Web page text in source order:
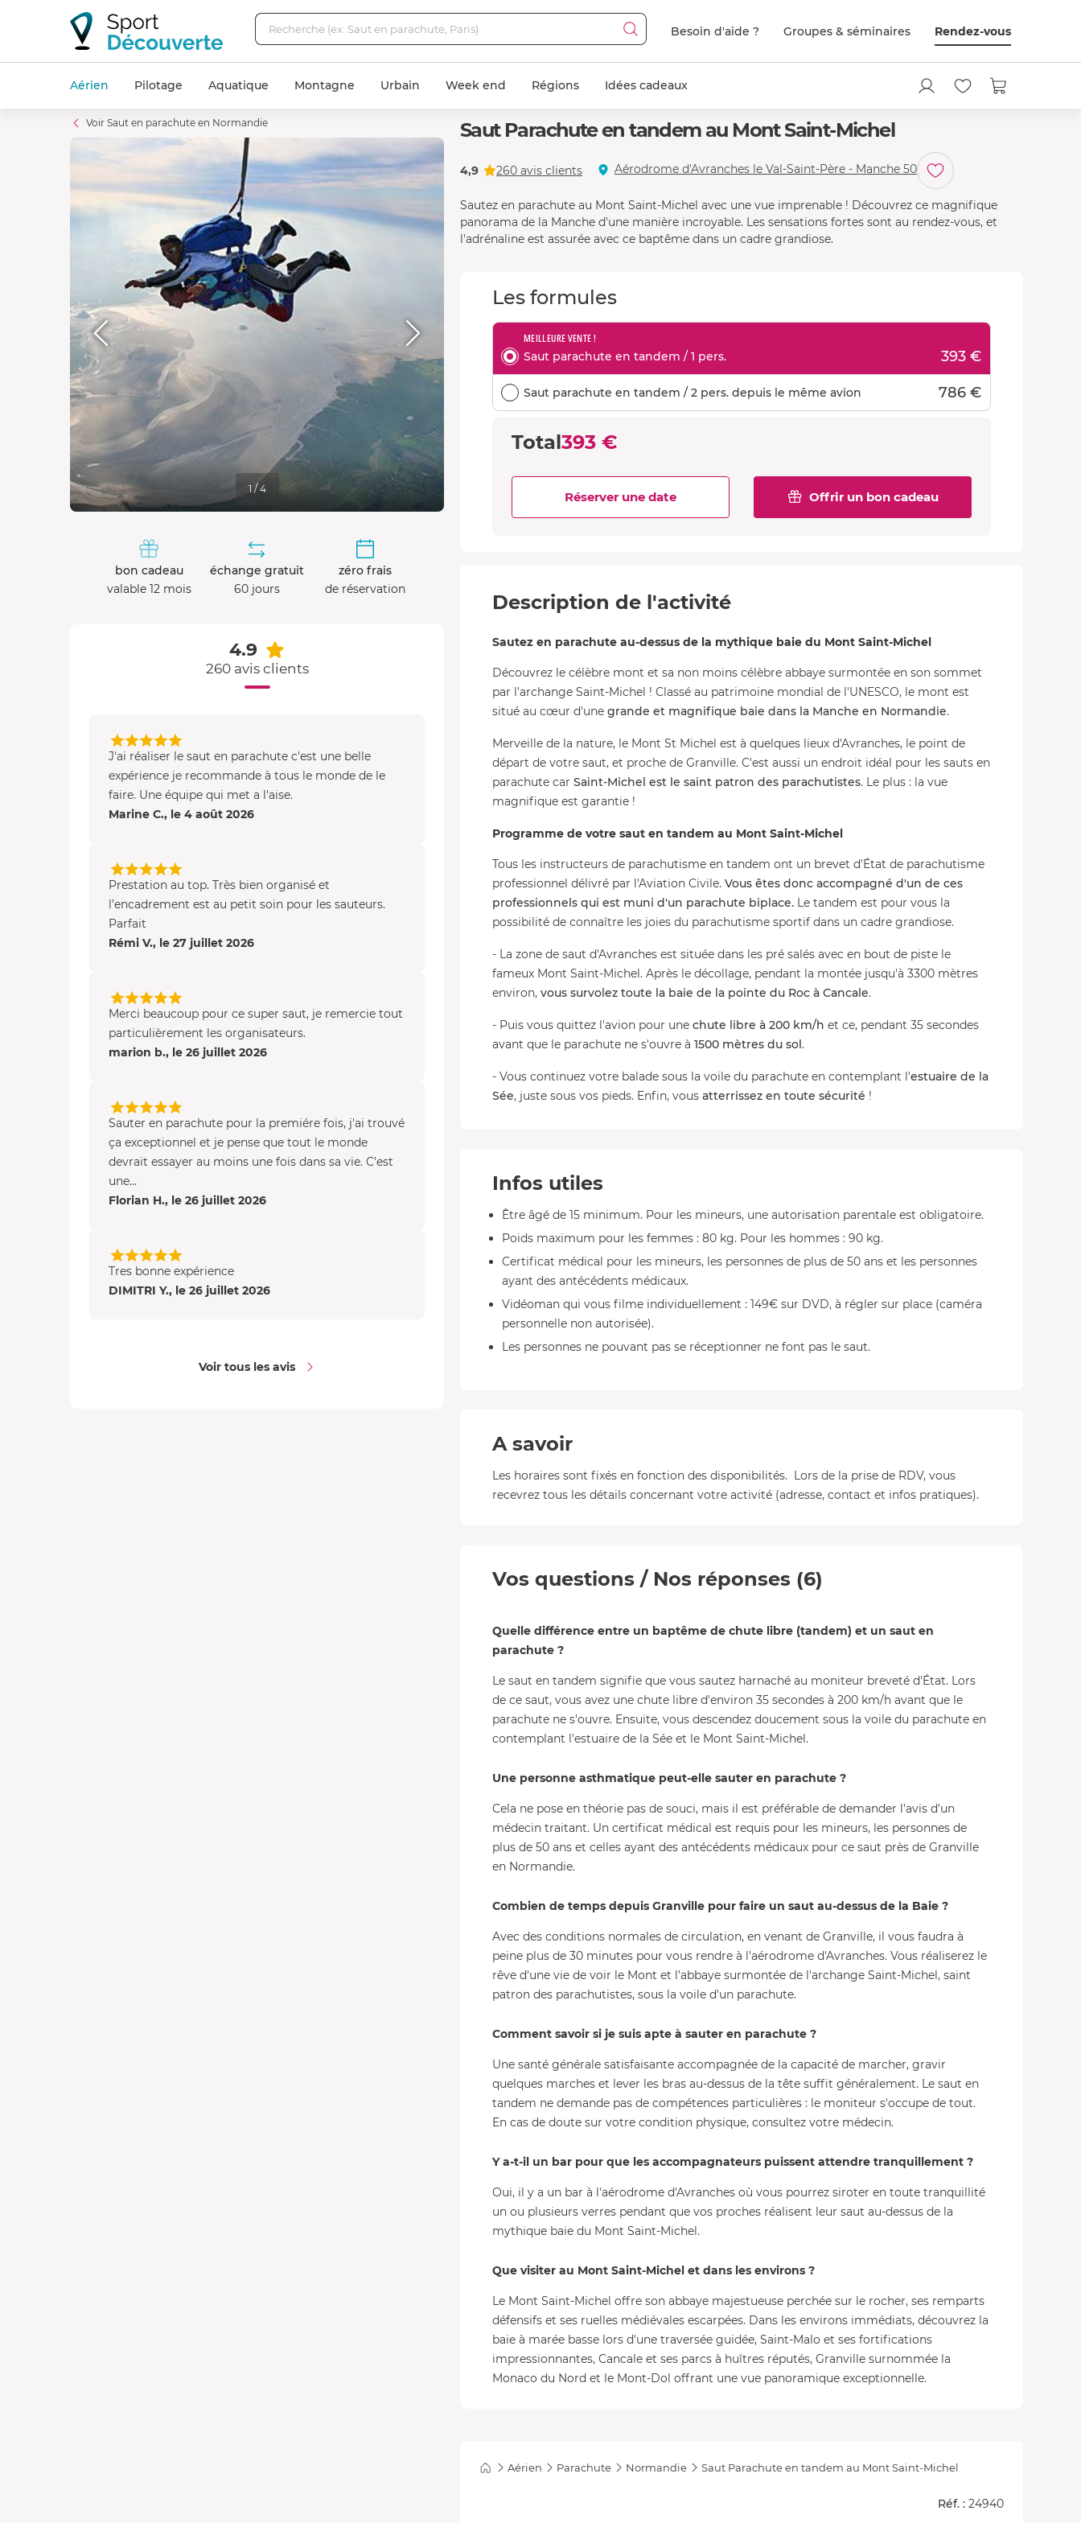
Besoin d'aide ? Groupes & séminaires Rendez-vous
Aérien Pilotage Aquatique Montagne Urbain Week end Régions Idées cadeaux
Saut Parachute en tandem au Mont Saint-Michel
4,9 260 avis clients Aérodrome d'Avranches le Val-Saint-Père - Manche 50
Sautez en parachute au Mont Saint-Michel avec une vue imprenable ! Découvrez ce magnifique
panorama de la Manche d'une manière incroyable. Les sensations fortes sont au rendez-vous, et
l'adrénaline est assurée avec ce baptême dans un cadre grandiose.
Les formules
MEILLEURE VENTE !
Saut parachute en tandem / 1 pers. 393 €
Saut parachute en tandem / 2 pers. depuis le même avion 786 €
Total393 €
Offrir un bon cadeau
Réserver une date
Description de l'activité
Sautez en parachute au-dessus de la mythique baie du Mont Saint-Michel
Découvrez le célèbre mont et sa non moins célèbre abbaye surmontée en son sommet
par l'archange Saint-Michel ! Classé au patrimoine mondial de l'UNESCO, le mont est
situé au cœur d'une grande et magnifique baie dans la Manche en Normandie.
Merveille de la nature, le Mont St Michel est à quelques lieux d'Avranches, le point de
départ de votre saut, et proche de Granville. C'est aussi un endroit idéal pour les sauts en
parachute car Saint-Michel est le saint patron des parachutistes. Le plus : la vue
magnifique est garantie !
Programme de votre saut en tandem au Mont Saint-Michel
Tous les instructeurs de parachutisme en tandem ont un brevet d'État de parachutisme
professionnel délivré par l'Aviation Civile. Vous êtes donc accompagné d'un de ces
professionnels qui est muni d'un parachute biplace. Le tandem est pour vous la
possibilité de connaître les joies du parachutisme sportif dans un cadre grandiose.
- La zone de saut d'Avranches est située dans les pré salés avec en bout de piste le
fameux Mont Saint-Michel. Après le décollage, pendant la montée jusqu'à 3300 mètres
environ, vous survolez toute la baie de la pointe du Roc à Cancale.
- Puis vous quittez l'avion pour une chute libre à 200 km/h et ce, pendant 35 secondes
avant que le parachute ne s'ouvre à 1500 mètres du sol.
- Vous continuez votre balade sous la voile du parachute en contemplant l'estuaire de la
Sée, juste sous vos pieds. Enfin, vous atterrissez en toute sécurité !
Infos utiles
Être âgé de 15 minimum. Pour les mineurs, une autorisation parentale est obligatoire.
Poids maximum pour les femmes : 80 kg. Pour les hommes : 90 kg.
Certificat médical pour les mineurs, les personnes de plus de 50 ans et les personnes
ayant des antécédents médicaux.
Vidéoman qui vous filme individuellement : 149€ sur DVD, à régler sur place (caméra
personnelle non autorisée).
Les personnes ne pouvant pas se réceptionner ne font pas le saut.
A savoir
Les horaires sont fixés en fonction des disponibilités. Lors de la prise de RDV, vous
recevrez tous les détails concernant votre activité (adresse, contact et infos pratiques).
Vos questions / Nos réponses (6)
Quelle différence entre un baptême de chute libre (tandem) et un saut en
parachute ?
Le saut en tandem signifie que vous sautez harnaché au moniteur breveté d'État. Lors
de ce saut, vous avez une chute libre d'environ 35 secondes à 200 km/h avant que le
parachute ne s'ouvre. Ensuite, vous descendez doucement sous la voile du parachute en
contemplant l'estuaire de la Sée et le Mont Saint-Michel.
Une personne asthmatique peut-elle sauter en parachute ?
Cela ne pose en théorie pas de souci, mais il est préférable de demander l'avis d'un
médecin traitant. Un certificat médical est requis pour les mineurs, les personnes de
plus de 50 ans et celles ayant des antécédents médicaux pour ce saut près de Granville
en Normandie.
Combien de temps depuis Granville pour faire un saut au-dessus de la Baie ?
Avec des conditions normales de circulation, en venant de Granville, il vous faudra à
peine plus de 30 minutes pour vous rendre à l'aérodrome d'Avranches. Vous réaliserez le
rêve d'une vie de voir le Mont et l'abbaye surmontée de l'archange Saint-Michel, saint
patron des parachutistes, sous la voile d'un parachute.
Comment savoir si je suis apte à sauter en parachute ?
Une santé générale satisfaisante accompagnée de la capacité de marcher, gravir
quelques marches et lever les bras au-dessus de la tête suffit généralement. Le saut en
tandem ne demande pas de compétences particulières : le moniteur s'occupe de tout.
En cas de doute sur votre condition physique, consultez votre médecin.
Y a-t-il un bar pour que les accompagnateurs puissent attendre tranquillement ?
Oui, il y a un bar à l'aérodrome d'Avranches où vous pourrez siroter en toute tranquillité
un ou plusieurs verres pendant que vos proches réalisent leur saut au-dessus de la
mythique baie du Mont Saint-Michel.
Que visiter au Mont Saint-Michel et dans les environs ?
Le Mont Saint-Michel offre son abbaye majestueuse perchée sur le rocher, ses remparts
défensifs et ses ruelles médiévales escarpées. Dans les environs immédiats, découvrez la
baie à marée basse lors d'une traversée guidée, Saint-Malo et ses fortifications
impressionnantes, Cancale et ses parcs à huîtres réputés, Granville surnommée la
Monaco du Nord et le Mont-Dol offrant une vue panoramique exceptionnelle.
Aérien Parachute Normandie Saut Parachute en tandem au Mont Saint-Michel
Réf. : 24940
Voir Saut en parachute en Normandie
1 / 4
bon cadeau
valable 12 mois
échange gratuit
60 jours
zéro frais
de réservation
4.9
260 avis clients
J'ai réaliser le saut en parachute c'est une belle
expérience je recommande à tous le monde de le
faire. Une équipe qui met a l'aise.
Marine C., le 4 août 2026
Prestation au top. Très bien organisé et
l’encadrement est au petit soin pour les sauteurs.
Parfait
Rémi V., le 27 juillet 2026
Merci beaucoup pour ce super saut, je remercie tout
particulièrement les organisateurs.
marion b., le 26 juillet 2026
Sauter en parachute pour la premiére fois, j'ai trouvé
ça exceptionnel et je pense que tout le monde
devrait essayer au moins une fois dans sa vie. C'est
une...
Florian H., le 26 juillet 2026
Tres bonne expérience
DIMITRI Y., le 26 juillet 2026
Voir tous les avis